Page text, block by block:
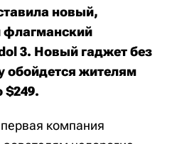
новый,
флагманский
3. Новый гаджет без
обойдется жителям
$249.
компания